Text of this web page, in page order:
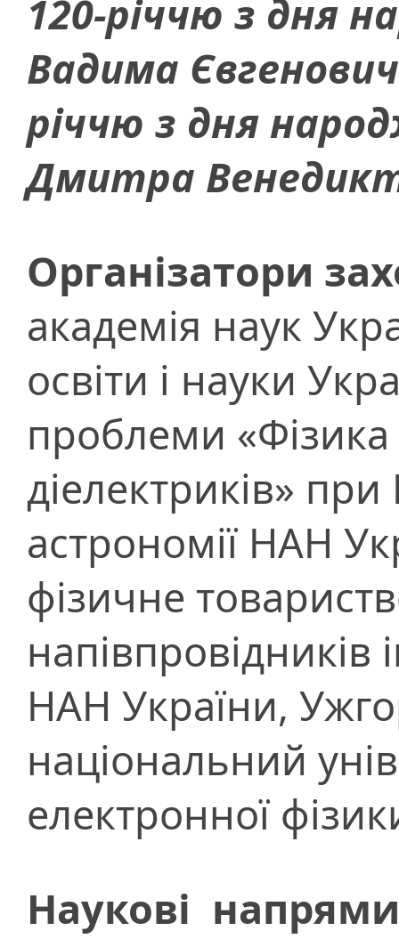
120-річчю з дня
Вадима
річчю з дня
Дмитра
Організатори
академія наук
освіти і науки
проблеми «Фізика
діелектриків» при
астрономії НАН
фізичне
НАН України,
національний
електронної
Наукові